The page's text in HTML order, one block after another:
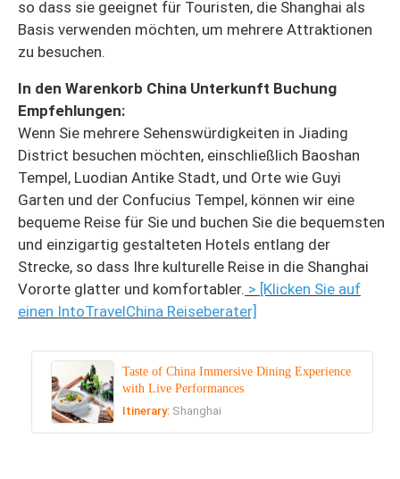
so dass sie geeignet für Touristen, die Shanghai als
Basis verwenden möchten, um mehrere Attraktionen
zu besuchen.
In den Warenkorb China Unterkunft Buchung
Empfehlungen:
Wenn Sie mehrere Sehenswürdigkeiten in Jiading
District besuchen möchten, einschließlich Baoshan
Tempel, Luodian Antike Stadt, und Orte wie Guyi
Garten und der Confucius Tempel, können wir eine
bequeme Reise für Sie und buchen Sie die bequemsten
und einzigartig gestalteten Hotels entlang der
Strecke, so dass Ihre kulturelle Reise in die Shanghai
Vororte glatter und komfortabler. > [Klicken Sie auf
einen IntoTravelChina Reiseberater]
Taste of China Immersive Dining Experience
with Live Performances
Itinerary: Shanghai